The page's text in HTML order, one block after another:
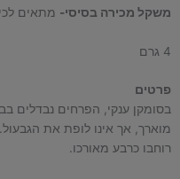
משקל מכירה בסיסי- מתאים לכיסוי
4 גרם
פרטים
בסומקן ענקי, הפרחים נבדלים
רוחבו כרבע מאורכו.